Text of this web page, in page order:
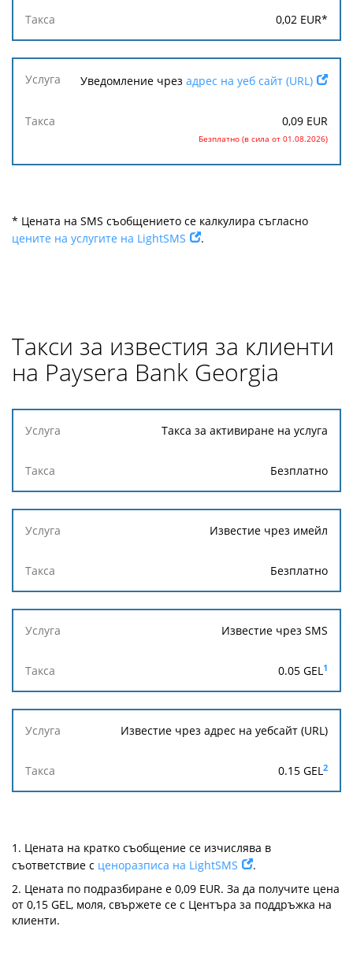
0,02 EUR*
Уведомление чрез адрес на уеб сайт (URL)
0,09 EUR
Безплатно (в сила от 01.08.2026)
* Цената на SMS съобщението се калкулира съгласно
цените на услугите на LightSMS
.
Такси за известия за клиенти
на Paysera Bank Georgia
Услуга
Такса
Такса за активиране на услуга
Безплатно
Известие чрез имейл
Безплатно
Известие чрез SMS
0.05 GEL1
Известие чрез адрес на уебсайт (URL)
0.15 GEL2
1. Цената на кратко съобщение се изчислява в
съответствие с ценоразписа на LightSMS
.
2. Цената по подразбиране е 0,09 EUR. За да получите цена
от 0,15 GEL, моля, свържете се с Центъра за поддръжка на
клиенти.